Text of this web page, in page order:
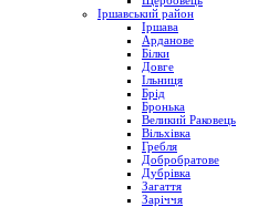
Іршавський район
Іршава
Арданове
Білки
Довге
Ільниця
Брід
Бронька
Великий Раковець
Вільхівка
Гребля
Добробратове
Дубрівка
Загаття
Заріччя